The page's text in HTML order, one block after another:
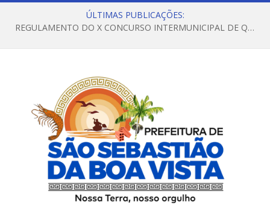
ÚLTIMAS PUBLICAÇÕES:
REGULAMENTO DO X CONCURSO INTERMUNICIPAL DE QUADRILHAS JUNINAS – 2026 – ARRAIÁ DA VENEZA